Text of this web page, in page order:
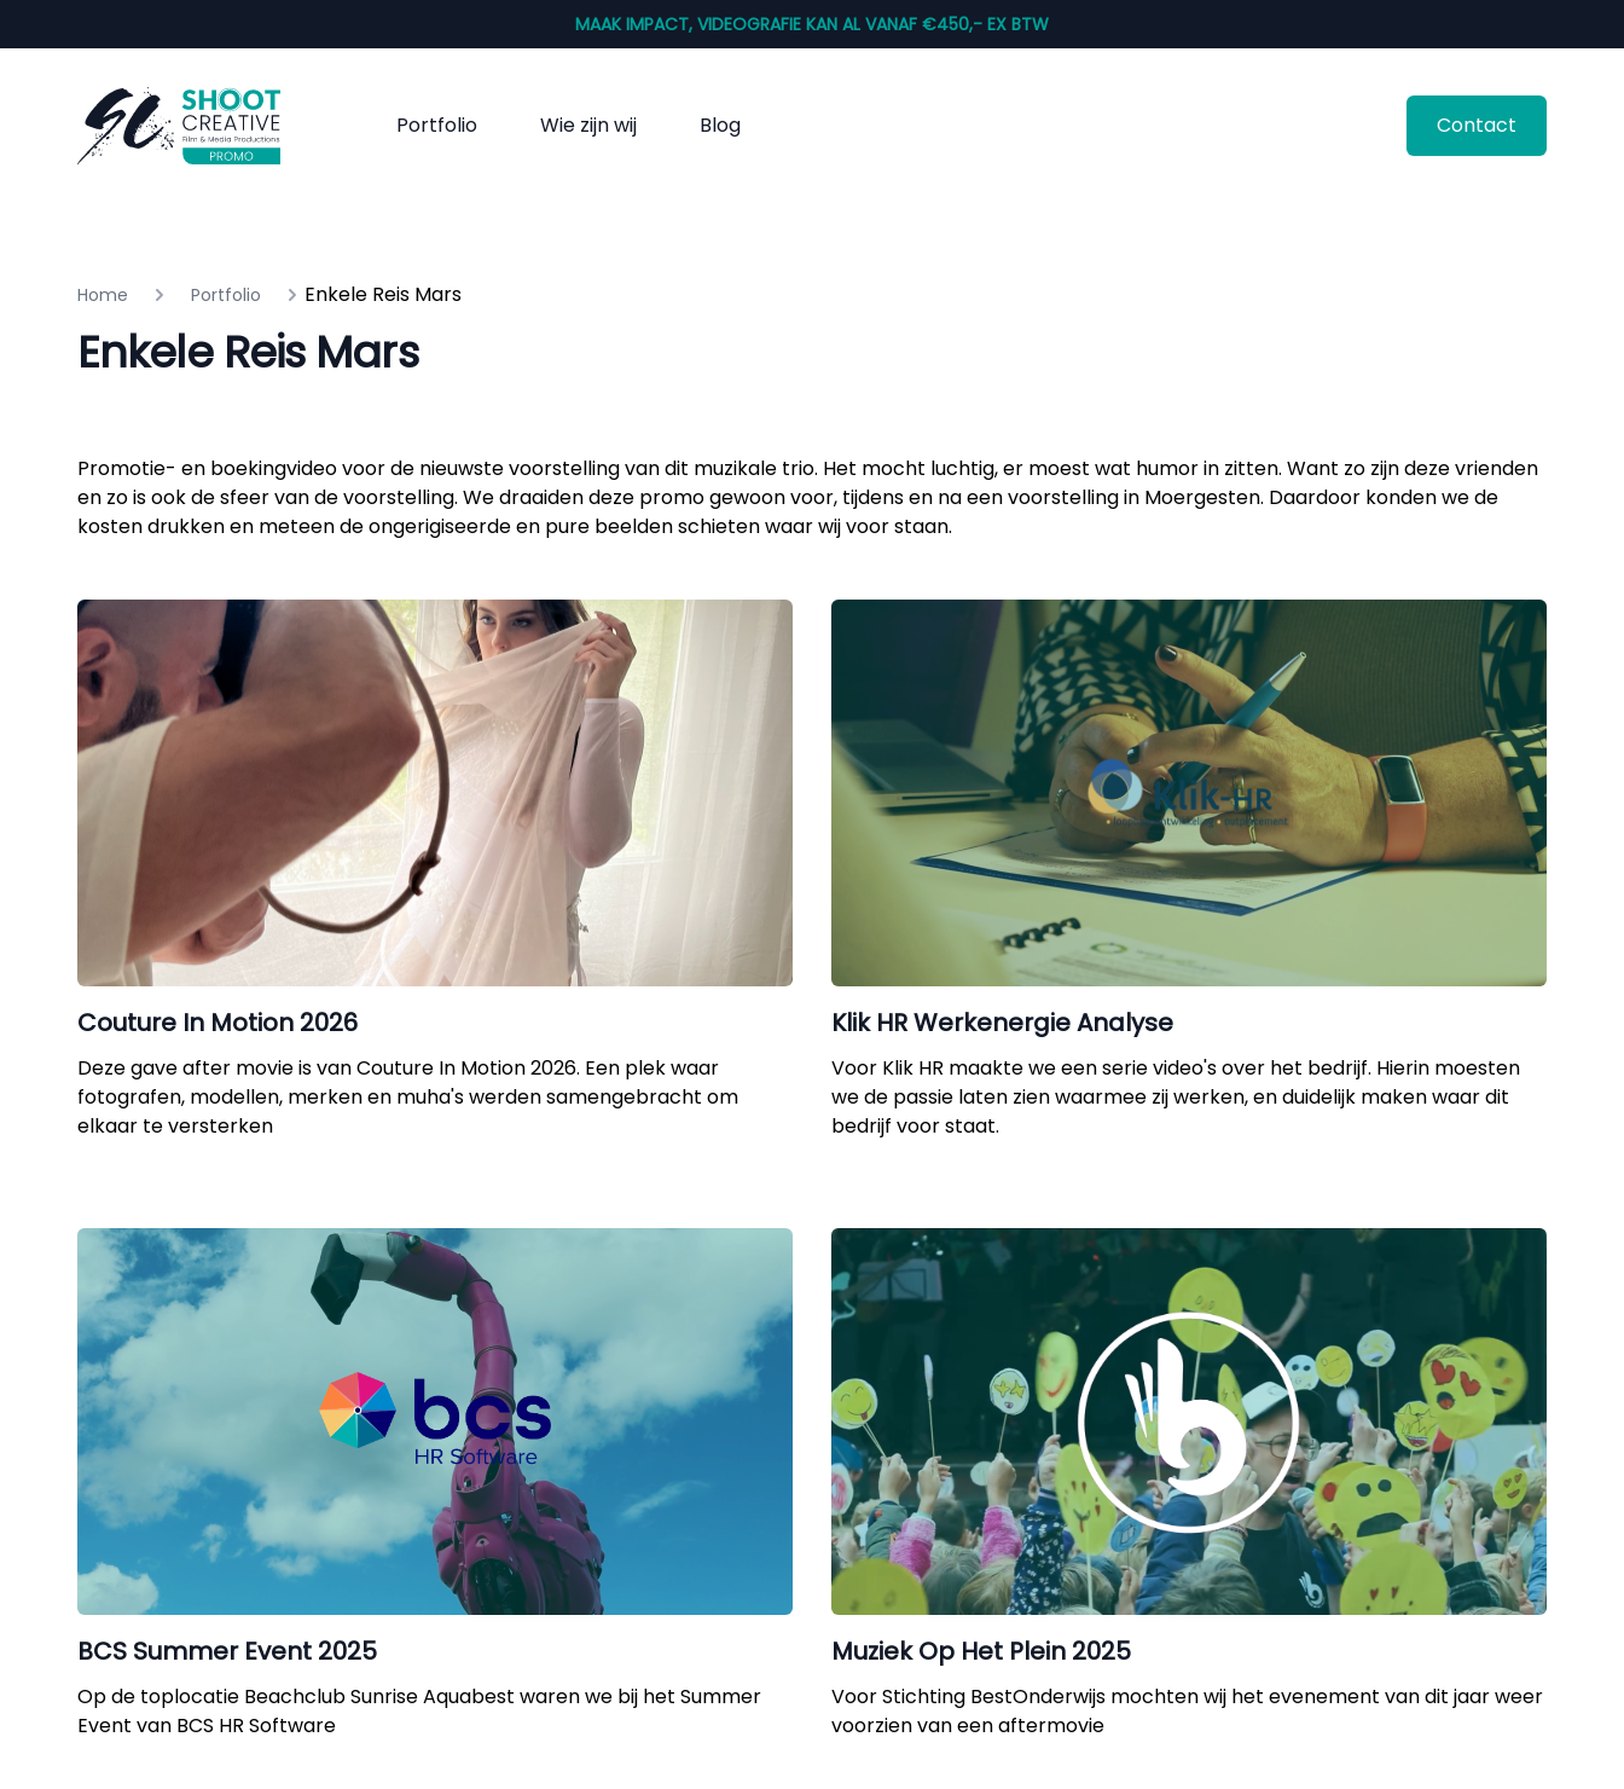
MAAK IMPACT, VIDEOGRAFIE KAN AL VANAF €450,- EX BTW
Portfolio Wie zijn wij Blog Contact
Home Portfolio Enkele Reis Mars
Enkele Reis Mars
Promotie- en boekingvideo voor de nieuwste voorstelling van dit muzikale trio. Het mocht luchtig, er moest wat humor in zitten. Want zo zijn deze vrienden
en zo is ook de sfeer van de voorstelling. We draaiden deze promo gewoon voor, tijdens en na een voorstelling in Moergesten. Daardoor konden we de
kosten drukken en meteen de ongerigiseerde en pure beelden schieten waar wij voor staan.
Couture In Motion 2026
Deze gave after movie is van Couture In Motion 2026. Een plek waar
fotografen, modellen, merken en muha's werden samengebracht om
elkaar te versterken
Klik HR Werkenergie Analyse
Voor Klik HR maakte we een serie video's over het bedrijf. Hierin moesten
we de passie laten zien waarmee zij werken, en duidelijk maken waar dit
bedrijf voor staat.
BCS Summer Event 2025
Op de toplocatie Beachclub Sunrise Aquabest waren we bij het Summer
Event van BCS HR Software
Muziek Op Het Plein 2025
Voor Stichting BestOnderwijs mochten wij het evenement van dit jaar weer
voorzien van een aftermovie